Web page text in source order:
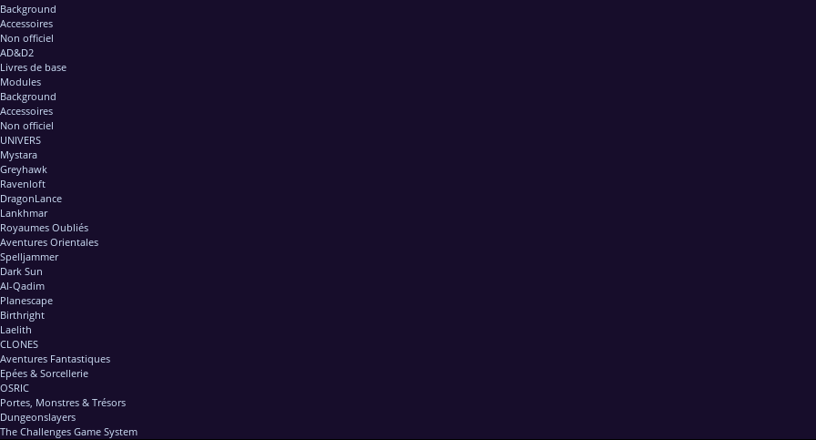
Background
Accessoires
Non officiel
AD&D2
Livres de base
Modules
Background
Accessoires
Non officiel
UNIVERS
Mystara
Greyhawk
Ravenloft
DragonLance
Lankhmar
Royaumes Oubliés
Aventures Orientales
Spelljammer
Dark Sun
Al-Qadim
Planescape
Birthright
Laelith
CLONES
Aventures Fantastiques
Epées & Sorcellerie
OSRIC
Portes, Monstres & Trésors
Dungeonslayers
The Challenges Game System